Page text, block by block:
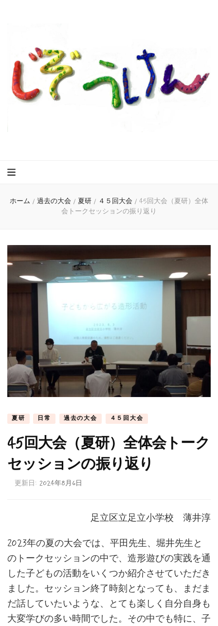
ホーム / 過去の大会 / 夏研 / ４５回大会 / 45回大会（夏研）全体
会トークセッションの振り返り
夏研 日常 過去の大会 ４５回大会
45回大会（夏研）全体会トーク
セッションの振り返り
更新日: 2024年8月6日
足立区立足立小学校 薄井淳
2023年の夏の大会では、平田先生、堀井先生と
のトークセッションの中で、造形遊びの実践を通
した子どもの活動をいくつか紹介させていただき
ました。セッション終了時刻となっても、まだま
だ話していたいような、とても楽しく自分自身も
大変学びの多い時間でした。その中でも特に、子